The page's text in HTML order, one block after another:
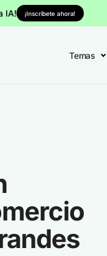
IA! ¡Inscríbete ahora!
Temas